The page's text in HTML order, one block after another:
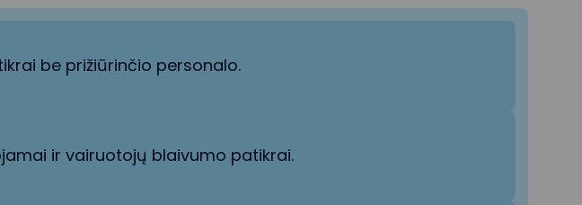
be prižiūrinčio personalo.
ir vairuotojų blaivumo patikrai.